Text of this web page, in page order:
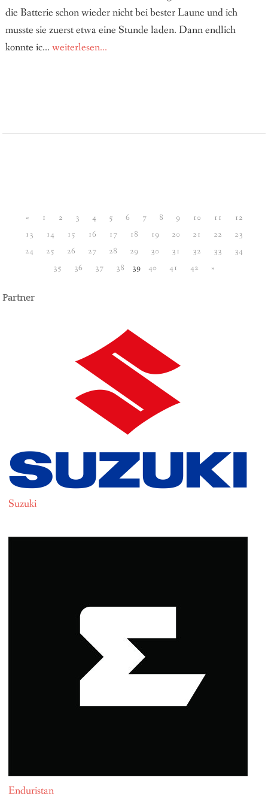
die Batterie schon wieder nicht bei bester Laune und ich
musste sie zuerst etwa eine Stunde laden. Dann endlich
konnte ic... weiterlesen...
« 1 2 3 4 5 6 7 8 9 10 11
12
13
14 15 16 17 18 19 20 21 22
23
24
25 26 27 28 29 30 31 32 33
34
35
36 37 38 39 40 41 42 »
Partner
Suzuki
Enduristan